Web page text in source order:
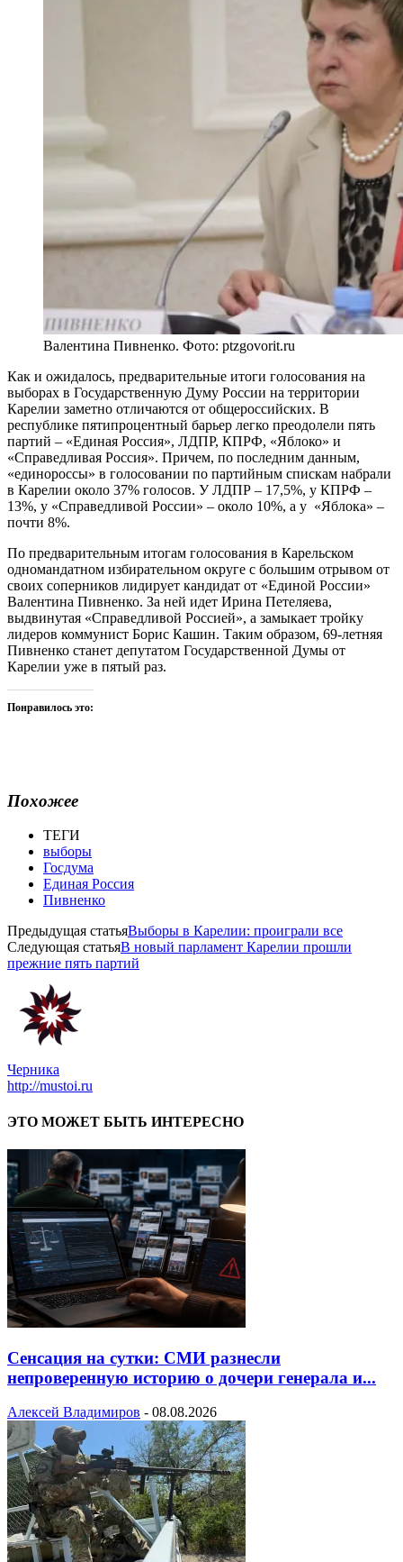
Валентина Пивненко. Фото: ptzgovorit.ru
Как и ожидалось, предварительные итоги голосования на
выборах в Государственную Думу России на территории
Карелии заметно отличаются от общероссийских. В
республике пятипроцентный барьер легко преодолели пять
партий – «Единая Россия», ЛДПР, КПРФ, «Яблоко» и
«Справедливая Россия». Причем, по последним данным,
«единороссы» в голосовании по партийным спискам набрали
в Карелии около 37% голосов. У ЛДПР – 17,5%, у КПРФ –
13%, у «Справедливой России» – около 10%, а у «Яблока» –
почти 8%.
По предварительным итогам голосования в Карельском
одномандатном избирательном округе с большим отрывом от
своих соперников лидирует кандидат от «Единой России»
Валентина Пивненко. За ней идет Ирина Петеляева,
выдвинутая «Справедливой Россией», а замыкает тройку
лидеров коммунист Борис Кашин. Таким образом, 69-летняя
Пивненко станет депутатом Государственной Думы от
Карелии уже в пятый раз.
Понравилось это:
Похожее
ТЕГИ
выборы
Госдума
Единая Россия
Пивненко
Предыдущая статьяВыборы в Карелии: проиграли все
Следующая статьяВ новый парламент Карелии прошли
прежние пять партий
Черника
http://mustoi.ru
ЭТО МОЖЕТ БЫТЬ ИНТЕРЕСНО
Сенсация на сутки: СМИ разнесли
непроверенную историю о дочери генерала и...
Алексей Владимиров - 08.08.2026